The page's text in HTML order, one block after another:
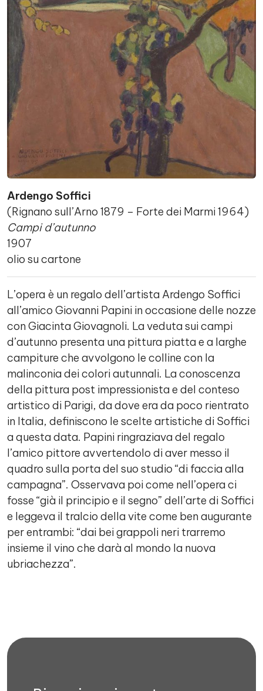
Ardengo Soffici
(Rignano sull’Arno 1879 – Forte dei Marmi 1964)
Campi d’autunno
1907
olio su cartone
L’opera è un regalo dell’artista Ardengo Soffici
all’amico Giovanni Papini in occasione delle nozze
con Giacinta Giovagnoli. La veduta sui campi
d’autunno presenta una pittura piatta e a larghe
campiture che avvolgono le colline con la
malinconia dei colori autunnali. La conoscenza
della pittura post impressionista e del conteso
artistico di Parigi, da dove era da poco rientrato
in Italia, definiscono le scelte artistiche di Soffici
a questa data. Papini ringraziava del regalo
l’amico pittore avvertendolo di aver messo il
quadro sulla porta del suo studio “di faccia alla
campagna”. Osservava poi come nell’opera ci
fosse “già il principio e il segno” dell’arte di Soffici
e leggeva il tralcio della vite come ben augurante
per entrambi: “dai bei grappoli neri trarremo
insieme il vino che darà al mondo la nuova
ubriachezza”.